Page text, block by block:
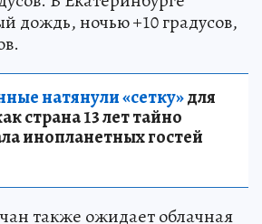
дождь, ночью +10 градусов,
натянули «сетку»для
страна 13 лет тайно
инопланетных гостей
также ожидает облачная